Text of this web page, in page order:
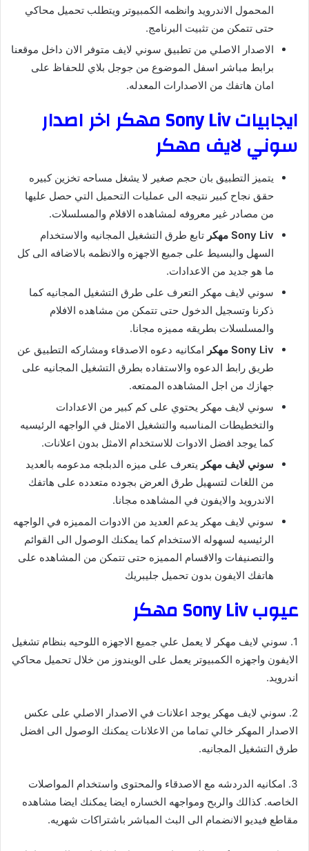
المحمول الاندرويد وانظمه الكمبيوتر ويتطلب تحميل محاكي
حتى تتمكن من تثبيت البرنامج.
الاصدار الاصلي من تطبيق سوني لايف متوفر الان داخل موقعنا
برابط مباشر اسفل الموضوع من جوجل بلاي للحفاظ على
امان هاتفك من الاصدارات المعدله.
ايجابيات Sony Liv مهكر اخر اصدار
سوني لايف مهكر
يتميز التطبيق بان حجم صغير لا يشغل مساحه تخزين كبيره
حقق نجاح كبير نتيجه الى عمليات التحميل التي حصل عليها
من مصادر غير معروفه لمشاهده الافلام والمسلسلات.
Sony Liv مهكر
تابع طرق التشغيل المجانيه والاستخدام
السهل والبسيط على جميع الاجهزه والانظمه بالاضافه الى كل
ما هو جديد من الاعدادات.
سوني لايف مهكر التعرف على طرق التشغيل المجانيه كما
ذكرنا وتسجيل الدخول حتى تتمكن من مشاهده الافلام
والمسلسلات بطريقه مميزه مجانا.
Sony Liv مهكر
امكانيه دعوه الاصدقاء ومشاركه التطبيق عن
طريق رابط الدعوه والاستفاده بطرق التشغيل المجانيه على
جهازك من اجل المشاهده الممتعه.
سوني لايف مهكر يحتوي على كم كبير من الاعدادات
والتخطيطات المناسبه والتشغيل الامثل في الواجهه الرئيسيه
كما يوجد افضل الادوات للاستخدام الامثل بدون اعلانات.
سوني لايف مهكر يتعرف على ميزه الدبلجه مدعومه بالعديد
من اللغات لتسهيل طرق العرض بجوده متعدده على هاتفك
الاندرويد والايفون في المشاهده مجانا.
سوني لايف مهكر يدعم العديد من الادوات المميزه في الواجهه
الرئيسيه لسهوله الاستخدام كما يمكنك الوصول الى القوائم
والتصنيفات والاقسام المميزه حتى تتمكن من المشاهده على
هاتفك الايفون بدون تحميل جليبريك
عيوب Sony Liv مهكر
1. سوني لايف مهكر لا يعمل علي جميع الاجهزه اللوحيه بنظام تشغيل
الايفون واجهزه الكمبيوتر يعمل على الويندوز من خلال تحميل محاكي
اندرويد.
2. سوني لايف مهكر يوجد اعلانات في الاصدار الاصلي على عكس
الاصدار المهكر خالي تماما من الاعلانات يمكنك الوصول الى افضل
طرق التشغيل المجانيه.
3. امكانيه الدردشه مع الاصدقاء والمحتوى واستخدام المواصلات
الخاصه. كذالك والربح ومواجهه الخساره ايضا يمكنك ايضا مشاهده
مقاطع فيديو الانضمام الى البث المباشر باشتراكات شهريه.